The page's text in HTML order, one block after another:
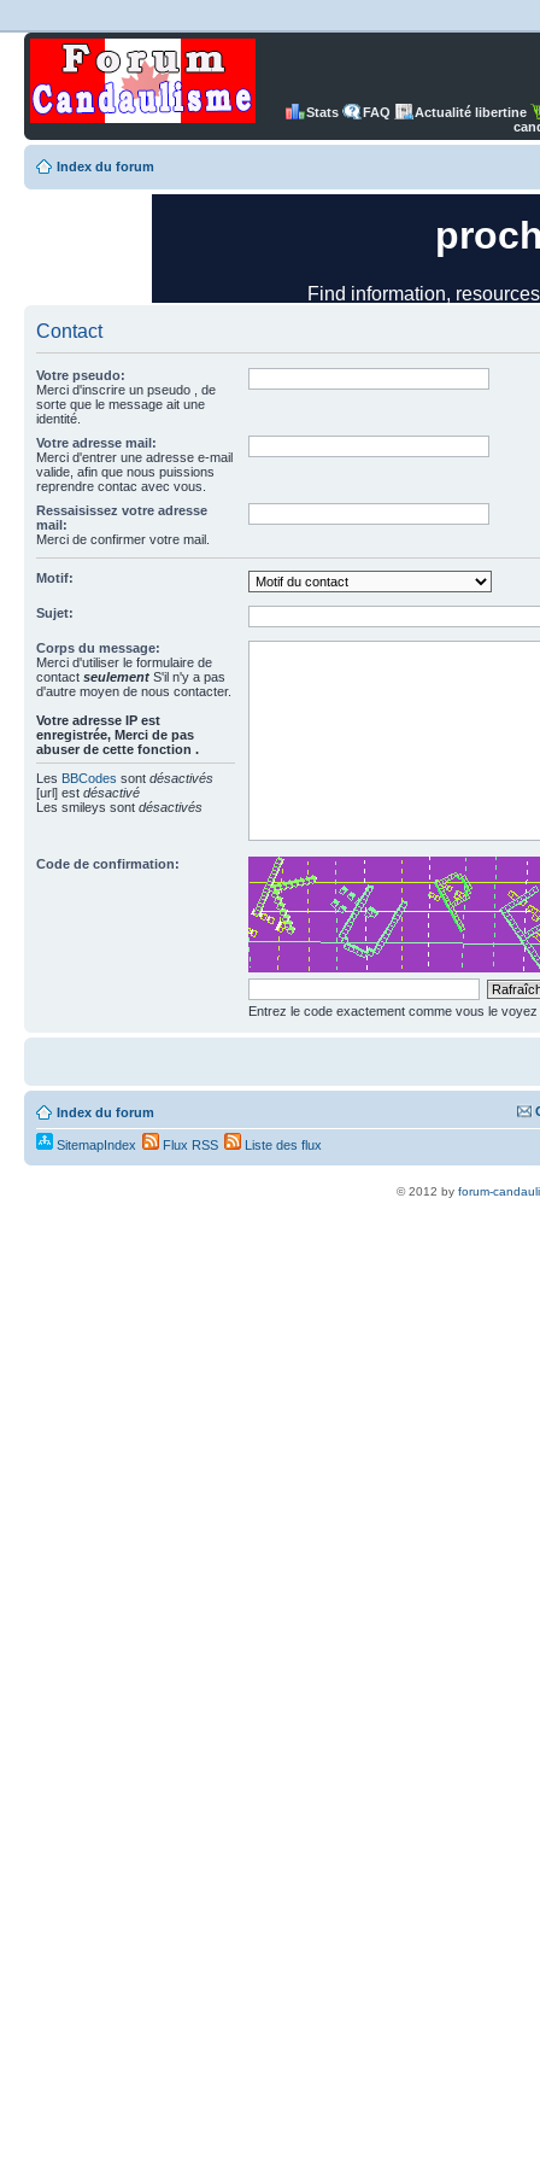
Stats FAQ
Actualité libertine
Index du forum
Contact
Votre pseudo:
Merci d'inscrire un pseudo , de
sorte que le message ait une
identité.
Votre adresse mail:
Merci d'entrer une adresse e-mail
valide, afin que nous puissions
reprendre contac avec vous.
Ressaisissez votre adresse
mail:
Merci de confirmer votre mail.
Motif:
Sujet:
Corps du message:
Merci d'utiliser le formulaire de
contact seulement S'il n'y a pas
d'autre moyen de nous contacter.
Votre adresse ΙΡ est
enregistrée, Merci de pas
abuser de cette fonction .
Les BBCodes sont désactivés
[url] est désactivé
Les smileys sont désactivés
Code de confirmation:
Entrez le code exactement comme vous le
Index du forum
SitemapIndex Flux RSS Liste des flux
© 2012 by forum-